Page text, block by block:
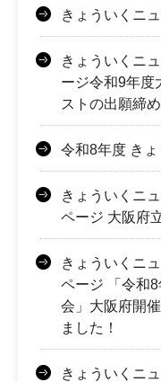
きょういくニ
きょういくニ
ージ令和9年度
ストの出願締
令和8年度 き
きょういくニ
ページ 大阪府
きょういくニ
ページ 「令和
会」大阪府開
ました！
きょういくニ